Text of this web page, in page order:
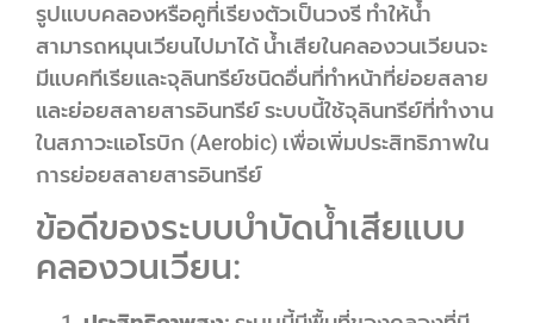
รูปแบบคลองหรือคูที่เรียงตัวเป็นวงรี ทำให้น้ำ
สามารถหมุนเวียนไปมาได้ น้ำเสียในคลองวนเวียนจะ
มีแบคทีเรียและจุลินทรีย์ชนิดอื่นที่ทำหน้าที่ย่อยสลาย
และย่อยสลายสารอินทรีย์ ระบบนี้ใช้จุลินทรีย์ที่ทำงาน
ในสภาวะแอโรบิก (Aerobic) เพื่อเพิ่มประสิทธิภาพใน
การย่อยสลายสารอินทรีย์
ข้อดีของระบบบำบัดน้ำเสียแบบ
คลองวนเวียน: